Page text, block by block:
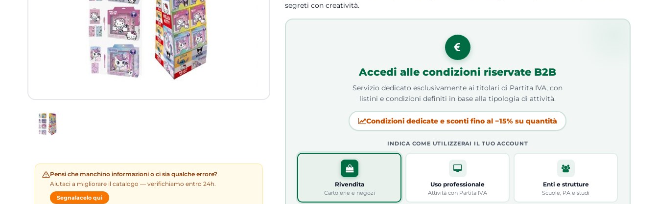
Pensi che manchino informazioni o ci sia qualche errore?
Aiutaci a migliorare il catalogo — verifichiamo entro 24h.
Segnalacelo qui
segreti con creatività.
Accedi alle condizioni riservate B2B
Servizio dedicato esclusivamente ai titolari di Partita IVA, con
listini e condizioni definiti in base alla tipologia di attività.
Condizioni dedicate e sconti fino al −15% su quantità
INDICA COME UTILIZZERAI IL TUO ACCOUNT
Rivendita
Cartolerie e negozi
Uso professionale
Attività con Partita IVA
Enti e strutture
Scuole, PA e studi